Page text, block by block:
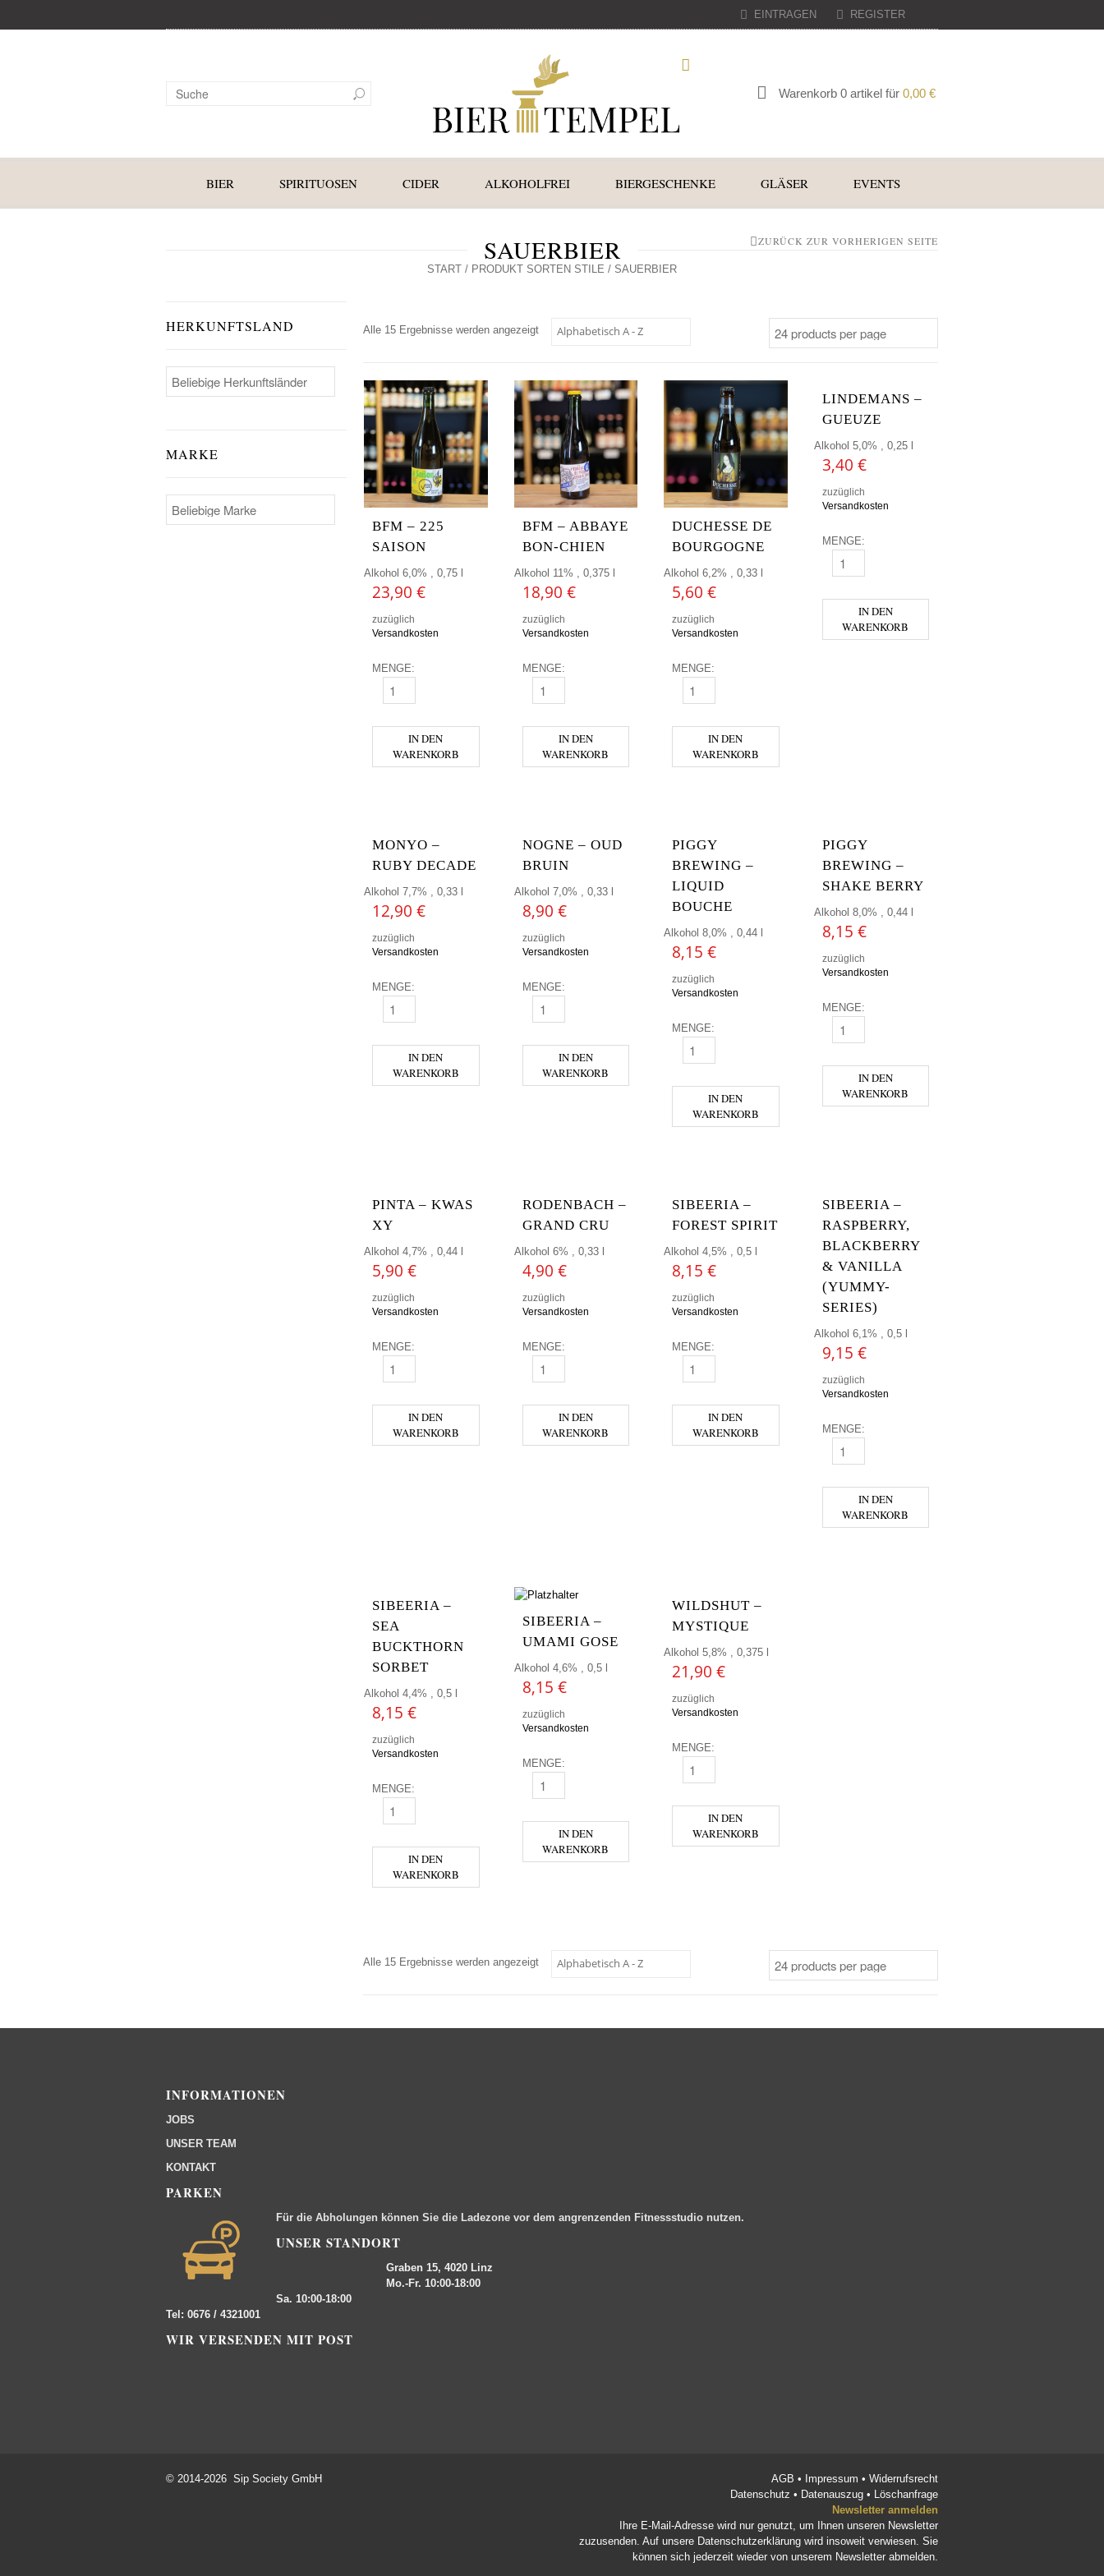
EINTRAGEN REGISTER
Warenkorb 0 artikel für 0,00 €
BIER SPIRITUOSEN CIDER ALKOHOLFREI BIERGESCHENKE GLÄSER EVENTS
SAUERBIER
START / PRODUKT SORTEN STILE / SAUERBIER
ZURÜCK ZUR VORHERIGEN SEITE
HERKUNFTSLAND
MARKE
Alle 15 Ergebnisse werden angezeigt
BFM – 225
SAISON
Alkohol 6,0% , 0,75 l
23,90 €
zuzüglich
Versandkosten
MENGE:
BFM - 225 SAISON MENGE
IN DEN
WARENKORB
BFM – ABBAYE
BON-CHIEN
Alkohol 11% , 0,375 l
18,90 €
zuzüglich
Versandkosten
MENGE:
BFM - ABBAYE BON-CHIEN MENGE
IN DEN
WARENKORB
DUCHESSE DE
BOURGOGNE
Alkohol 6,2% , 0,33 l
5,60 €
zuzüglich
Versandkosten
MENGE:
DUCHESSE DE BOURGOGNE MENGE
IN DEN
WARENKORB
LINDEMANS –
GUEUZE
Alkohol 5,0% , 0,25 l
3,40 €
zuzüglich
Versandkosten
MENGE:
LINDEMANS - GUEUZE MENGE
IN DEN
WARENKORB
MONYO –
RUBY DECADE
Alkohol 7,7% , 0,33 l
12,90 €
zuzüglich
Versandkosten
MENGE:
MONYO - RUBY DECADE MENGE
IN DEN
WARENKORB
NOGNE – OUD
BRUIN
Alkohol 7,0% , 0,33 l
8,90 €
zuzüglich
Versandkosten
MENGE:
NOGNE - OUD BRUIN MENGE
IN DEN
WARENKORB
PIGGY
BREWING –
LIQUID
BOUCHE
Alkohol 8,0% , 0,44 l
8,15 €
zuzüglich
Versandkosten
MENGE:
PIGGY BREWING - LIQUID BOUCHE MENGE
IN DEN
WARENKORB
PIGGY
BREWING –
SHAKE BERRY
Alkohol 8,0% , 0,44 l
8,15 €
zuzüglich
Versandkosten
MENGE:
PIGGY BREWING - SHAKE BERRY MENGE
IN DEN
WARENKORB
PINTA – KWAS
XY
Alkohol 4,7% , 0,44 l
5,90 €
zuzüglich
Versandkosten
MENGE:
PINTA - KWAS XY MENGE
IN DEN
WARENKORB
RODENBACH –
GRAND CRU
Alkohol 6% , 0,33 l
4,90 €
zuzüglich
Versandkosten
MENGE:
RODENBACH - GRAND CRU MENGE
IN DEN
WARENKORB
SIBEERIA –
FOREST SPIRIT
Alkohol 4,5% , 0,5 l
8,15 €
zuzüglich
Versandkosten
MENGE:
SIBEERIA - FOREST SPIRIT MENGE
IN DEN
WARENKORB
SIBEERIA –
RASPBERRY,
BLACKBERRY
& VANILLA
(YUMMY-
SERIES)
Alkohol 6,1% , 0,5 l
9,15 €
zuzüglich
Versandkosten
MENGE:
SIBEERIA - RASPBERRY, BLACKBERRY & VANILLA
IN DEN
WARENKORB
SIBEERIA –
SEA
BUCKTHORN
SORBET
Alkohol 4,4% , 0,5 l
8,15 €
zuzüglich
Versandkosten
MENGE:
SIBEERIA - SEA BUCKTHORN SORBET MENGE
IN DEN
WARENKORB
SIBEERIA –
UMAMI GOSE
Alkohol 4,6% , 0,5 l
8,15 €
zuzüglich
Versandkosten
MENGE:
SIBEERIA - UMAMI GOSE MENGE
IN DEN
WARENKORB
WILDSHUT –
MYSTIQUE
Alkohol 5,8% , 0,375 l
21,90 €
zuzüglich
Versandkosten
MENGE:
WILDSHUT - MYSTIQUE MENGE
IN DEN
WARENKORB
Alle 15 Ergebnisse werden angezeigt
INFORMATIONEN
JOBS
UNSER TEAM
KONTAKT
PARKEN
Für die Abholungen können Sie die Ladezone vor dem angrenzenden Fitnessstudio nutzen.
UNSER STANDORT
Graben 15, 4020 Linz
Mo.-Fr. 10:00-18:00
Sa. 10:00-18:00
Tel: 0676 / 4321001
WIR VERSENDEN MIT POST
© 2014-2026 Sip Society GmbH AGB • Impressum • Widerrufsrecht
Datenschutz • Datenauszug •
Löschanfrage
Newsletter anmelden
Ihre E-Mail-Adresse wird nur genutzt, um Ihnen unseren Newsletter
zuzusenden. Auf unsere Datenschutzerklärung wird insoweit verwiesen. Sie
können sich jederzeit wieder von unserem Newsletter abmelden.